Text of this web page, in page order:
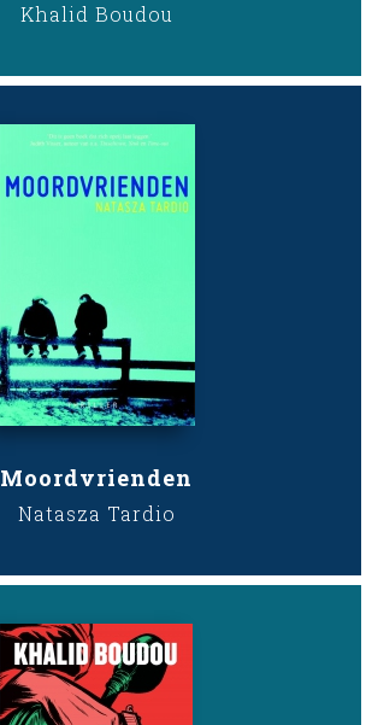
Khalid Boudou
Moordvrienden
Natasza Tardio